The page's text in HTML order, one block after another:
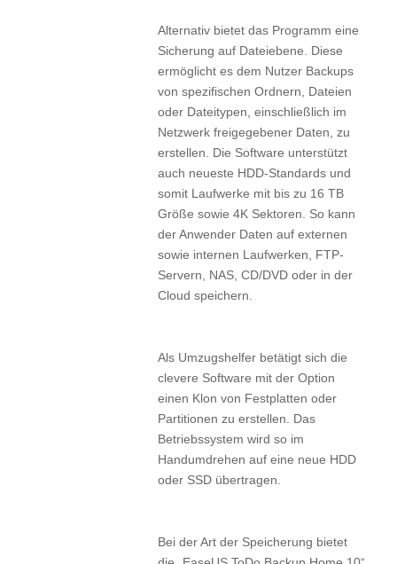
Alternativ bietet das Programm eine
Sicherung auf Dateiebene. Diese
ermöglicht es dem Nutzer Backups
von spezifischen Ordnern, Dateien
oder Dateitypen, einschließlich im
Netzwerk freigegebener Daten, zu
erstellen. Die Software unterstützt
auch neueste HDD-Standards und
somit Laufwerke mit bis zu 16 TB
Größe sowie 4K Sektoren. So kann
der Anwender Daten auf externen
sowie internen Laufwerken, FTP-
Servern, NAS, CD/DVD oder in der
Cloud speichern.
Als Umzugshelfer betätigt sich die
clevere Software mit der Option
einen Klon von Festplatten oder
Partitionen zu erstellen. Das
Betriebssystem wird so im
Handumdrehen auf eine neue HDD
oder SSD übertragen.
Bei der Art der Speicherung bietet